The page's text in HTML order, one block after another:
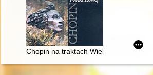
Chopin na traktach Wielkopolski